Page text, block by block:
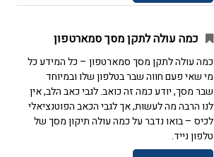
כמה עולה לתקן מסך סמארטפון
כמה עולה לתקן מסך סמארטפון – כל המידע כל
מי שאי פעם חווה שבר בטלפון שלו ובמיוחד
שבר מסך, יודע כמה זה כואב. לגבי כאב הלב, אין
לנו הרבה מה לעשות, אך לגבי הכאב הפוטנציאלי
לכיס – בואו נדבר על כמה עולה תיקון מסך של
טלפון נייד.